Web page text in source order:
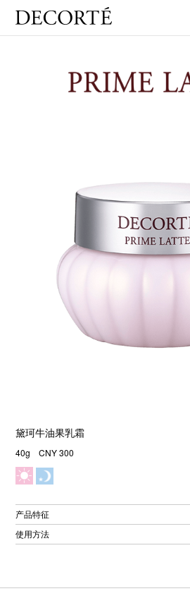
黛珂牛油果乳霜
40g CNY 300
产品特征
使用方法